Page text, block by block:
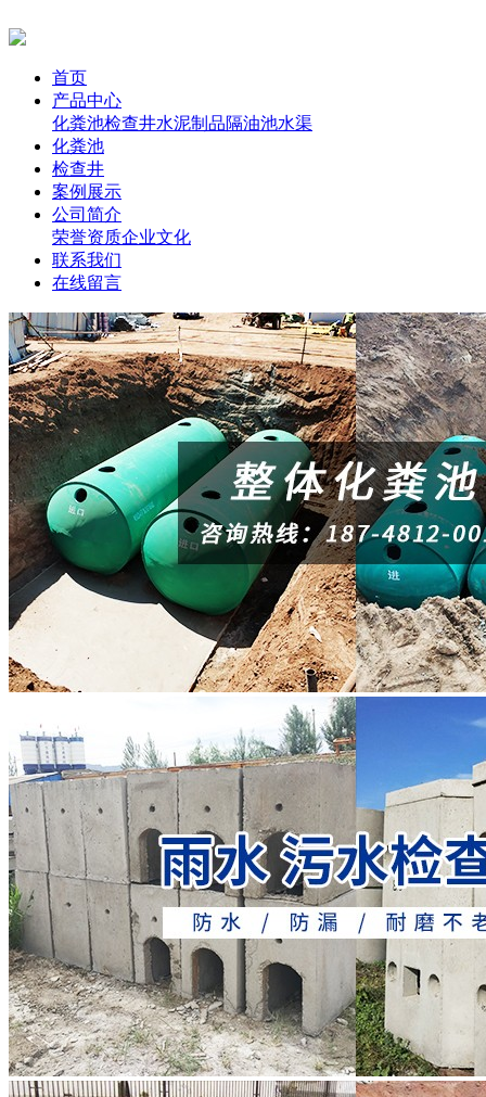
首页
产品中心
化粪池检查井水泥制品隔油池水渠
化粪池
检查井
案例展示
公司简介
荣誉资质企业文化
联系我们
在线留言